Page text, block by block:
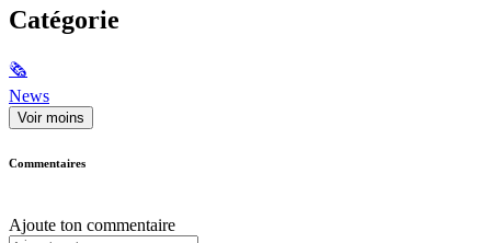
Catégorie
🗞
News
Voir moins
Commentaires
Ajoute ton commentaire